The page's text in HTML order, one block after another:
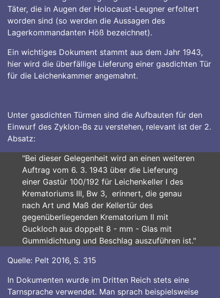
Täter, die in Augen der Holocaust-Leugner erfoltert
worden sind (so werden die Aussagen des
Lagerkommandanten Höß bezeichnet).
Ein wichtiges Dokument stammt aus dem Jahr 1943,
hier wird die überfällige Lieferung einer gasdichten Tür
für die Leichenkammer angemahnt.
Unter gasdichten Türmen sind die Aufbauten für den
Einwurf des Zyklon-Bs zu verstehen, relevant ist der 2.
Absatz:
"Bei dieser Gelegenheit wird an einen weiteren
Auftrag vom 6. 3. 1943 über die Lieferung
einer Gastür 100/192 für Leichenkeller I des
Krematoriums III, Bw 3, erinnert, die genau
nach Art und Maß der Kellertür des
gegenüberliegenden Krematorium II mit
Guckloch aus doppelt 8 - mm - Glas mit
Gummidichtung und Beschlag auszuführen ist."
Quelle: Pelt 2016, S. 315
In Dokumenten wurde im Dritten Reich stets eine
Tarnsprache verwendet. Man sprach beispielsweise